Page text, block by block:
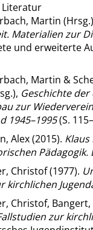
Martin
Materialien zur
und erweiterte
Martin &
Geschichte der
zur
1945–1995(S.
Alex (2015).
Pädagogik.
Christof (1977).
kirchlichen
Christof,
zur